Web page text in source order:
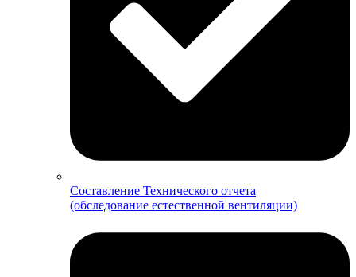
Составление Технического отчета
(обследование естественной вентиляции)